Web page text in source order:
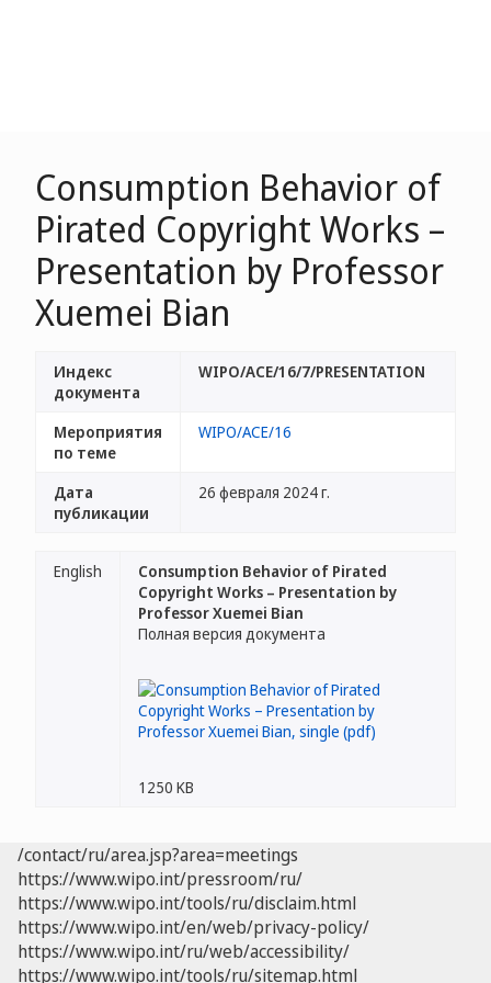
Consumption Behavior of
Pirated Copyright Works –
Presentation by Professor
Xuemei Bian
Индекс
документа
WIPO/ACE/16/7/PRESENTATION
Мероприятия
по теме
WIPO/ACE/16
Дата
публикации
26 февраля 2024 г.
English
Consumption Behavior of Pirated
Copyright Works – Presentation by
Professor Xuemei Bian
Полная версия документа
1250 KB
/contact/ru/area.jsp?area=meetings
https://www.wipo.int/pressroom/ru/
https://www.wipo.int/tools/ru/disclaim.html
https://www.wipo.int/en/web/privacy-policy/
https://www.wipo.int/ru/web/accessibility/
https://www.wipo.int/tools/ru/sitemap.html